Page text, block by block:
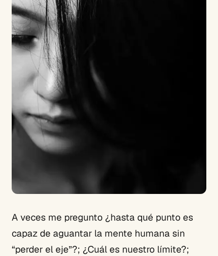
A veces me pregunto ¿hasta qué punto es
capaz de aguantar la mente humana sin
“perder el eje”?; ¿Cuál es nuestro límite?;